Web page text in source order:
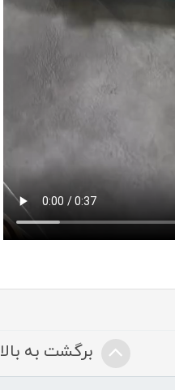
برگشت به بالا